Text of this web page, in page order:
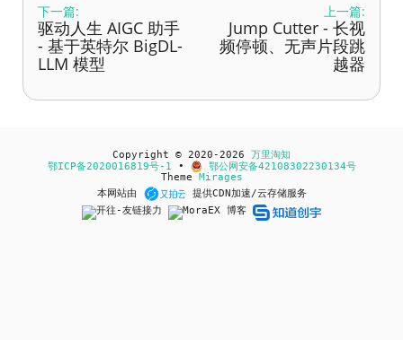
下一篇:
驱动人生 AIGC 助手
- 基于英特尔 BigDL-
LLM 模型
上一篇:
Jump Cutter - 长视
频停顿、无声片段跳
越器
Copyright © 2020-2026 万里淘知
鄂ICP备2020016819号-1 •
鄂公网安备42108302230134号
Theme Mirages
本网站由
提供CDN加速/云存储服务